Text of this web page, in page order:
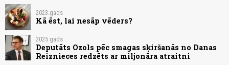
2023.gads
Kā ēst, lai nesāp vēders?
2025.gads
Deputāts Ozols pēc smagas sķiršanās no Danas
Reiznieces redzēts ar miljonāra atraitni